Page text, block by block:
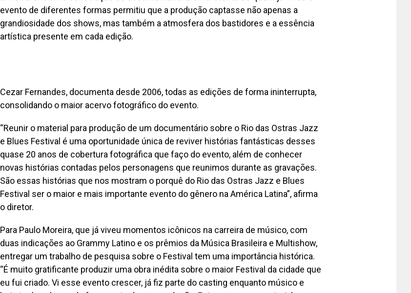
evento de diferentes formas permitiu que a produção captasse não apenas a
grandiosidade dos shows, mas também a atmosfera dos bastidores e a essência
artística presente em cada edição.
Cezar Fernandes, documenta desde 2006, todas as edições de forma ininterrupta,
consolidando o maior acervo fotográfico do evento.
“Reunir o material para produção de um documentário sobre o Rio das Ostras Jazz
e Blues Festival é uma oportunidade única de reviver histórias fantásticas desses
quase 20 anos de cobertura fotográfica que faço do evento, além de conhecer
novas histórias contadas pelos personagens que reunimos durante as gravações.
São essas histórias que nos mostram o porquê do Rio das Ostras Jazz e Blues
Festival ser o maior e mais importante evento do gênero na América Latina”, afirma
o diretor.
Para Paulo Moreira, que já viveu momentos icônicos na carreira de músico, com
duas indicações ao Grammy Latino e os prêmios da Música Brasileira e Multishow,
entregar um trabalho de pesquisa sobre o Festival tem uma importância histórica.
“É muito gratificante produzir uma obra inédita sobre o maior Festival da cidade que
eu fui criado. Vi esse evento crescer, já fiz parte do casting enquanto músico e